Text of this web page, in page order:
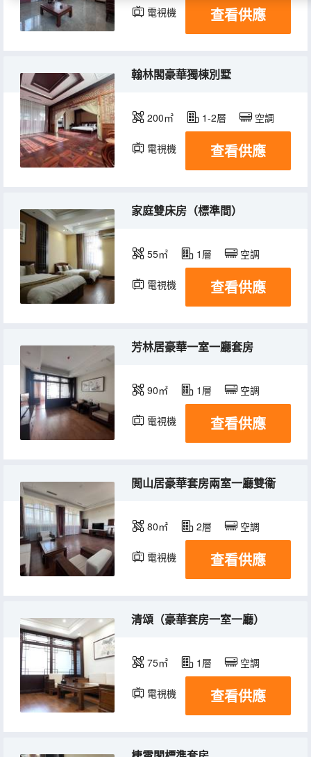
電視機 查看供應
翰林閣豪華獨棟別墅
200㎡ 1-2層 空調
電視機 查看供應
家庭雙床房（標準間）
55㎡ 1層 空調
電視機 查看供應
芳林居豪華一室一廳套房
90㎡ 1層 空調
電視機 查看供應
閲山居豪華套房兩室一廳雙衞
80㎡ 2層 空調
電視機 查看供應
清頌（豪華套房一室一廳）
75㎡ 1層 空調
電視機 查看供應